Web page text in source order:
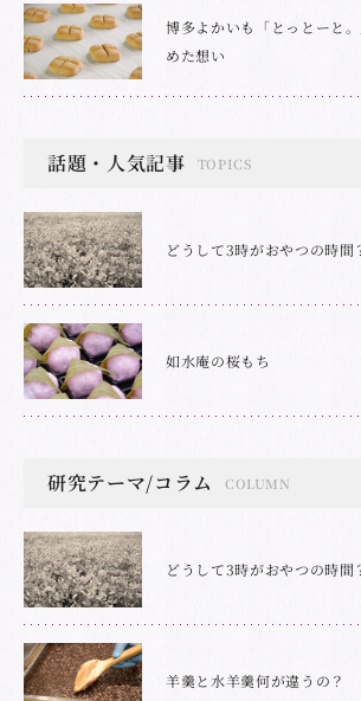
博多よかいも「とっとーと
めた想い
話題・人気記事 TOPICS
どうして3時がおやつの時間
如水庵の桜もち
研究テーマ/コラム COLUMN
どうして3時がおやつの時間
羊羹と水羊羹何が違うの？